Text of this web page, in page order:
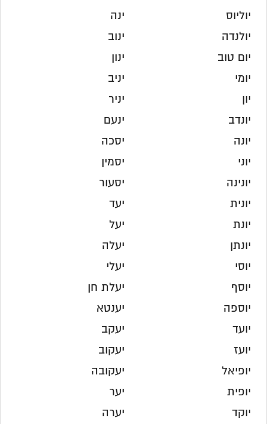
יוליוס
יולנדה
יום טוב
יומי
יון
יונדב
יונה
יוני
יונינה
יונית
יונת
יונתן
יוסי
יוסף
יוספה
יועד
יועז
יופיאל
יופית
יוקד
ינה
ינוב
ינון
יניב
יניר
ינעם
יסכה
יסמין
יסעור
יעד
יעל
יעלה
יעלי
יעלת חן
יענטא
יעקב
יעקוב
יעקובה
יער
יערה